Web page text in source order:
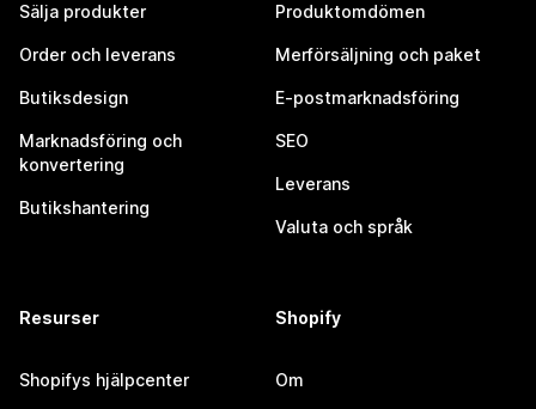
Sälja produkter
Order och leverans
Butiksdesign
Marknadsföring och
konvertering
Butikshantering
Produktomdömen
Merförsäljning och paket
E-postmarknadsföring
SEO
Leverans
Valuta och språk
Resurser
Shopifys hjälpcenter
Shopify
Om